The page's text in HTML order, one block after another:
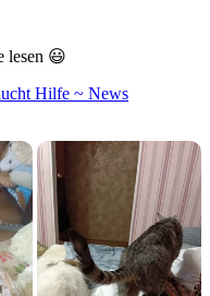
lesen 😃
Hilfe ~ News